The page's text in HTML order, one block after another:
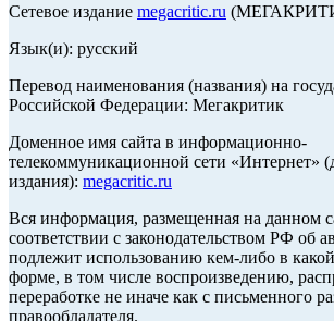
Сетевое издание megacritic.ru
Язык(и): русский
Перевод наименования (названия) на
Российской Федерации: Мегакритик
Доменное имя сайта в информационно-
телекоммуникационной сети «Интернет»
издания): megacritic.ru
Вся информация, размещенная на данном
соответствии с законодательством РФ об
подлежит использованию кем-либо в
форме, в том числе воспроизведению,
переработке не иначе как с письменного
правообладателя.